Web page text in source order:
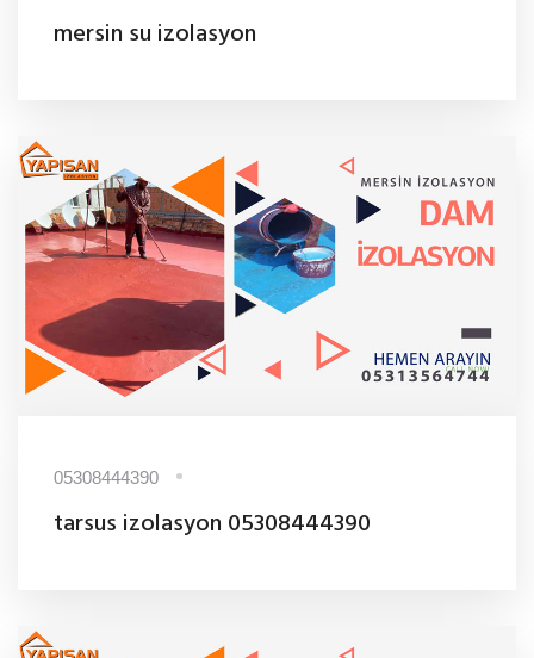
mersin su izolasyon
05308444390
tarsus izolasyon 05308444390